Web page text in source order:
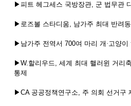
▶피트 헤그세스 국방장관, 군 법무관
▶로즈볼 스타디움, 남가주 최대 반려
▶남가주 전역서 700여 마리 개·고양이
▶W.할리우드, 세계 최대 핼러윈 거리
통제
▶CA 공공정책연구소, 주 의회 선거구